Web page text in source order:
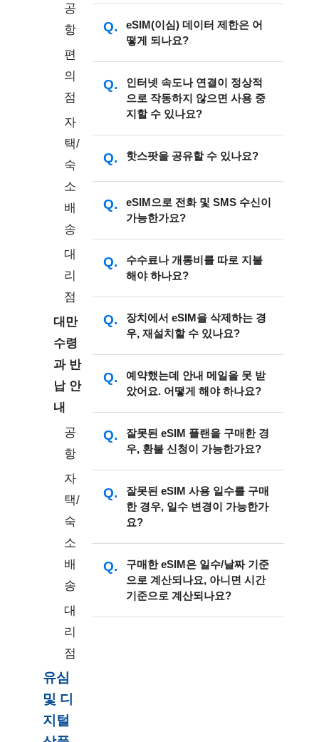
공
항
편
의
점
자
택/
숙
소
배
송
대
리
점
대만
수령
과 반
납 안
내
공
항
자
택/
숙
소
배
송
대
리
점
유심
및 디
지털
시고, [설정 → 셀룰러 데이터]에
효 처리될 경우 재발급 및 환불이
불가하오니 이 점 유의 부탁드립
니다.)
다운로드 후 eSIM은 바로 활성
로밍을 켜야 활성화됩니다.
후, 휴대폰에 설치하고 바로 활성
화하면 그때부터 사용 일수가 계
산되기 시작하니 참고하세요.
베트남 Viettel 5GB(15일) 플랜
은 QR코드를 스캔하면 바로 활성
화되며, 사용 일수 계산이 즉시 시
작됩니다.
*구입하시기 전에 부디 본인 장치는
eSIM 지원 여부를 확인하세요
*eSIM 기능 제공되는 장치 새로 출시
되면서 리스타가 달라질 수 있습니
인하시기 바랍니다. PC 개인용 컴퓨
터, 유심락이 있는 장치, 개조된 휴대
폰, 중국, 홍콩, 마카오에서 판매되는
iPhone, 대만에서 구입한 삼성 휴대폰
니다.
확인방법1 : *#06#을 누르고 통화를 누
릅니다. eSIM을 지원하는 경우에는
EID가 나옵니다.【확인방법 영상 보러가
[Esim추가]、[ESIM번호추가]、[모바
eSIM 미지원 기종이라면, 👉아이비
은 플랜으로 편하게 이용 가능해요~!
eSIM을 지원하는 전화 브랜드 및 모델
아이폰
아이폰 SE , 아이폰 XS ,
아이폰 XR 시리즈, 아이
eSIM(이심)을 출국 전에 또는 목적지
가 아닌 다른 국가에서 다운로드하면
사용 일수가 계산되지 않습니다.
eSIM(이심)은 목적지 국가에 도착한
후 휴대폰에 설치하고 바로 활성화하
면, 그때부터 사용 일수가 계산되기 시
경우, 목적지 국가에 도착하면 바로 활
성화되며 그때부터 사용 일수가 계산
되기 시작합니다.
조기 활성화로 인해 예정된 일수를 모
두 사용하지 못하는 것을 방지하려면,
사용할 날짜에 맞춰 eSIM(이심)을 다
운로드하는 것도 가능합니다.
※ 아래 eSIM상품은 QR 코드를
스캔하여 설치 후 바로 개통되며,
eSIM 사용 기간이 즉시 계산됩니
다!
>> 태국 eSIM 【True현지망】
5G/4G 무제한 데이터
>> 베트남 eSIM 【Viettel현지
망】 5G/4G 고속 5GB/일
치가 가능합니다. 실수로 삭제 시
재설치가 불가능하며 다시 구매
하셔야 합니다.
>> 일본 eSIM 【AU(KDDI)】
5G/4G 고속 무제한 데이터 / 종
량제
>> 베트남 eSIM 【Viettel현지
망】 / 【Wintel현지망】 /
eSIM(이심) 데이터 제한은 어
떻게 되나요?
eSIM(이심)의 데이터 제한은 구입하신
플랜에 따라 다릅니다.
일일 사용량을 초과할 경우, 인터넷 속
도 저하 또는 연결 끊김이 발생할 수 있
음을 미리 안내드립니다.
인터넷 속도나 연결이 정상적
으로 작동하지 않으면 사용 중
지할 수 있나요?
고객센터로 문의해주세요.
영업시간 : 월~금 09:00~18:00(TST)
핫스팟을 공유할 수 있나요?
네, eSIM으로 핫스팟을 공유 가능합니
단, 구입하신 플랜에 따라 핫스팟 데이
터 용량이 제한될 수 있습니다.
만약 핫스팟 공유가 되지 않는 경우, 아
다.)
eSIM 선택 > 셀룰러 데이터 네트워크
> 이메일에 안내된 APN 정보 입력 >
휴대폰 재부팅
Android : 설정 > 셀룰러 데이터 > 핫
스팟 > 추가 설정 > 이메일에 안내된
APN 정보 입력 > 휴대폰 재부팅
eSIM으로 전화 및 SMS 수신이
가능한가요?
eSIM은 데이터 전용 서비스입니다. 전
화 및 SMS 수신 서비스는 제공되지 않
습니다.
수수료나 개통비를 따로 지불
해야 하나요?
지불하신 금액이 eSIM의 총비용이며,
수수료나 개통비는 따로 지불하지 않
으셔도 됩니다.
장치에서 eSIM을 삭제하는 경
우, 재설치할 수 있나요?
다운로드하신 eSIM이 삭제된 경우, 유
효 기한 내에 바코드를 다시 스캔하여
다운로드해 주시기 바랍니다.
바코드 스캔은 최대 5회까지 가능합니
다.
드폰으로는 설치할 수 없습니다.
예약했는데 안내 메일을 못 받
았어요. 어떻게 해야 하나요?
고객님의 이메일 스팸함에 제목이
【iVideo eSIM 바코드 안내】인 메일
이 있는지 확인 부탁드립니다.
여전히 못 받으셨다면, 아이비디오 홈
페이지 >eSIM 기록 에서 이메일 재발
송 버튼을 눌러주시거나, 고객센터로
잘못된 eSIM 플랜을 구매한 경
우, 환불 신청이 가능한가요?
해당 eSIM이 유효기간 내에 있고 다운
로드 및 설치 기록이 없는 경우, 고객센
터로 문의해주시면 미사용인 것이 확
인된 후 취소 및 환불을 도와드릴 수 있
습니다.
단, 취소 수수료가 발생할 수 있음을 미
리 안내드립니다.
잘못된 eSIM 사용 일수를 구매
한 경우, 일수 변경이 가능한가
요?
eSIM을 구매한 후 바코드를 발송한 경
우, 일수 변경은 불가능합니다.
다른 eSIM 플랜을 다시 구매하여 일수
를 보충하실 수 있습니다.
구매한 eSIM은 일수/날짜 기준
으로 계산되나요, 아니면 시간
기준으로 계산되나요?